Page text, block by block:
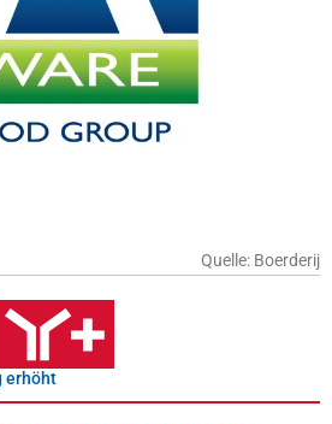
Quelle: Boerderij
erhöht